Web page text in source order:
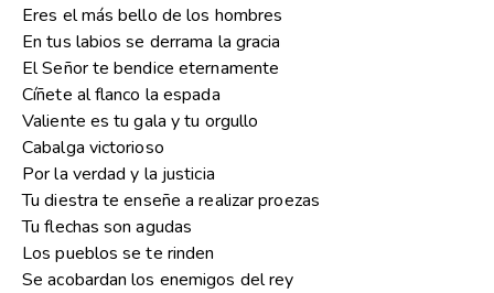
Eres el más bello de los hombres
En tus labios se derrama la gracia
El Señor te bendice eternamente
Cíñete al flanco la espada
Valiente es tu gala y tu orgullo
Cabalga victorioso
Por la verdad y la justicia
Tu diestra te enseñe a realizar proezas
Tu flechas son agudas
Los pueblos se te rinden
Se acobardan los enemigos del rey